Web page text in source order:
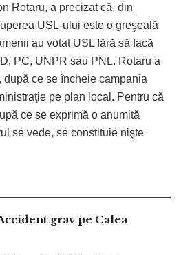
Rotaru, a precizat că, din
USL-ului este o greşeală
au votat USL fără să facă
PC, UNPR sau PNL. Rotaru a
după ce se încheie campania
pe plan local. Pentru că
ce se exprimă o anumită
se vede, se constituie nişte
grav pe Calea